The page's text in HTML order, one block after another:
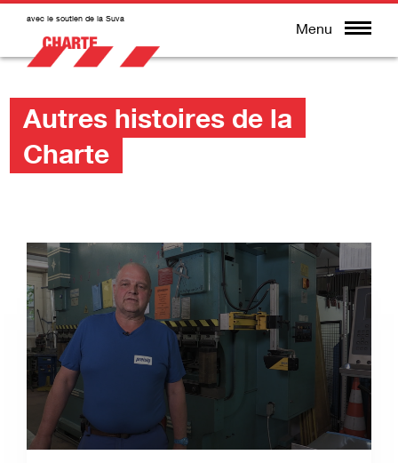
avec le soutien de la Suva
Menu
Autres histoires de la
Charte